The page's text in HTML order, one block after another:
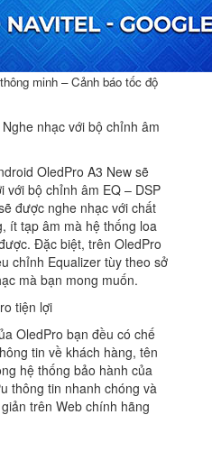
minh – Cảnh báo tốc độ
nhạc với bộ chỉnh âm
OledPro A3 New sẽ
với bộ chỉnh âm EQ – DSP
được nghe nhạc với chất
ít tạp âm mà hệ thống loa
Đặc biệt, trên OledPro
chỉnh Equalizer tùy theo sở
mà bạn mong muốn.
tiện lợi
OledPro bạn đều có chế
tin về khách hàng, tên
hệ thống bảo hành của
thông tin nhanh chóng và
trên Web chính hãng